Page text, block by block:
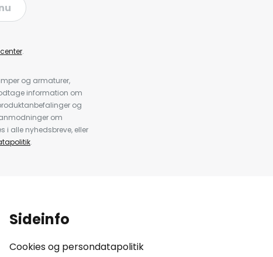
.
og armaturer,
information om
og
om
i alle nyhedsbreve, eller
.
Sideinfo
Cookies og persondatapolitik